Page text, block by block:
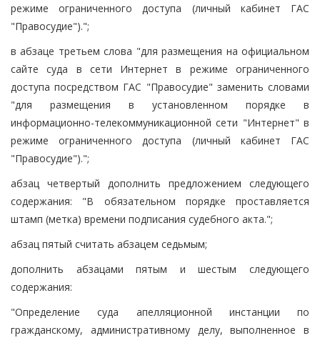
режиме ограниченного доступа (личный кабинет ГАС
"Правосудие").";
в абзаце третьем слова "для размещения на официальном
сайте суда в сети Интернет в режиме ограниченного
доступа посредством ГАС "Правосудие" заменить словами
"для размещения в установленном порядке в
информационно-телекоммуникационной сети "Интернет" в
режиме ограниченного доступа (личный кабинет ГАС
"Правосудие").";
абзац четвертый дополнить предложением следующего
содержания: "В обязательном порядке проставляется
штамп (метка) времени подписания судебного акта.";
абзац пятый считать абзацем седьмым;
дополнить абзацами пятым и шестым следующего
содержания:
"Определение суда апелляционной инстанции по
гражданскому, административному делу, выполненное в